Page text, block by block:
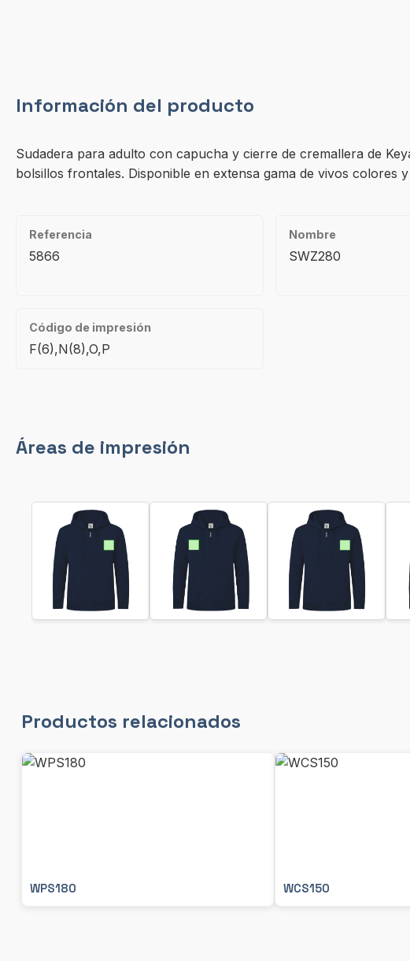
Información del producto
Sudadera para adulto con capucha y cierre de cremallera de
bolsillos frontales. Disponible en extensa gama de vivos colores
Referencia
5866
Nombre
SWZ280
Código de impresión
F(6),N(8),O,P
Áreas de impresión
Productos relacionados
WPS180 WCS150